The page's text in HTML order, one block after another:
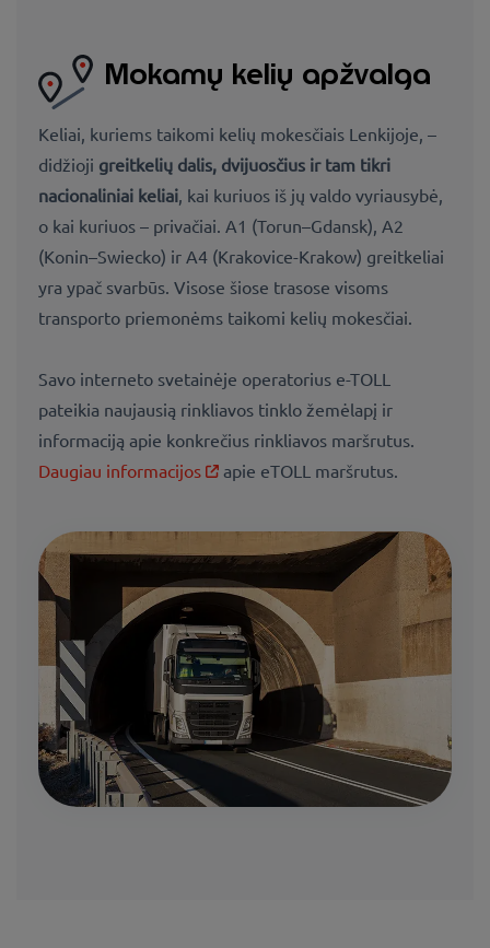
Mokamų kelių apžvalga
Keliai, kuriems taikomi kelių mokesčiais Lenkijoje, –
didžioji greitkelių dalis, dvijuosčius ir tam tikri
nacionaliniai keliai, kai kuriuos iš jų valdo vyriausybė,
o kai kuriuos – privačiai. A1 (Torun–Gdansk), A2
(Konin–Swiecko) ir A4 (Krakovice-Krakow) greitkeliai
yra ypač svarbūs. Visose šiose trasose visoms
transporto priemonėms taikomi kelių mokesčiai.
Savo interneto svetainėje operatorius e-TOLL
pateikia naujausią rinkliavos tinklo žemėlapį ir
informaciją apie konkrečius rinkliavos maršrutus.
Daugiau informacijos
apie eTOLL maršrutus.